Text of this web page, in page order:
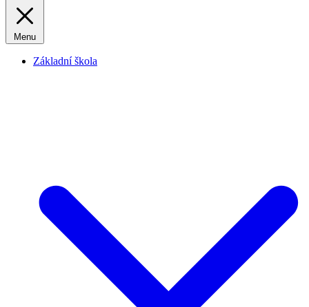
Menu
Základní škola